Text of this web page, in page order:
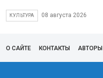
КУЛЬТУРА 08 августа 2026
О САЙТЕ КОНТАКТЫ АВТОРЫ